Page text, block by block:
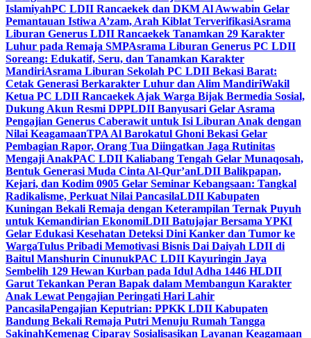
IslamiyahPC LDII Rancaekek dan DKM Al Awwabin Gelar
Pemantauan Istiwa A’zam, Arah Kiblat TerverifikasiAsrama
Liburan Generus LDII Rancaekek Tanamkan 29 Karakter
Luhur pada Remaja SMPAsrama Liburan Generus PC LDII
Soreang: Edukatif, Seru, dan Tanamkan Karakter
MandiriAsrama Liburan Sekolah PC LDII Bekasi Barat:
Cetak Generasi Berkarakter Luhur dan Alim MandiriWakil
Ketua PC LDII Rancaekek Ajak Warga Bijak Bermedia Sosial,
Dukung Akun Resmi DPPLDII Banyusari Gelar Asrama
Pengajian Generus Caberawit untuk Isi Liburan Anak dengan
Nilai KeagamaanTPA Al Barokatul Ghoni Bekasi Gelar
Pembagian Rapor, Orang Tua Diingatkan Jaga Rutinitas
Mengaji AnakPAC LDII Kaliabang Tengah Gelar Munaqosah,
Bentuk Generasi Muda Cinta Al-Qur’anLDII Balikpapan,
Kejari, dan Kodim 0905 Gelar Seminar Kebangsaan: Tangkal
Radikalisme, Perkuat Nilai PancasilaLDII Kabupaten
Kuningan Bekali Remaja dengan Keterampilan Ternak Puyuh
untuk Kemandirian EkonomiLDII Batujajar Bersama YPKI
Gelar Edukasi Kesehatan Deteksi Dini Kanker dan Tumor ke
WargaTulus Pribadi Memotivasi Bisnis Dai Daiyah LDII di
Baitul Manshurin CinunukPAC LDII Kayuringin Jaya
Sembelih 129 Hewan Kurban pada Idul Adha 1446 HLDII
Garut Tekankan Peran Bapak dalam Membangun Karakter
Anak Lewat Pengajian Peringati Hari Lahir
PancasilaPengajian Keputrian: PPKK LDII Kabupaten
Bandung Bekali Remaja Putri Menuju Rumah Tangga
SakinahKemenag Ciparay Sosialisasikan Layanan Keagamaan